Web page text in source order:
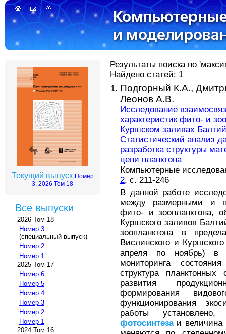
Текущий выпуск Номер
3, 2026 Том 18
Все выпуски
2026 Том 18
Номер 3
(специальный выпуск)
Номер 2
Номер 1
2025 Том 17
Номер 6
Номер 5
Номер 4
Номер 3
Номер 2
Номер 1
2024 Том 16
Результаты поиска по
Найдено статей: 1
Подгорный К.А.,
Леонов А.В.
Исследование
характеристик фито- и
Куршском заливах
Статистический анализ
разработка структуры
цепи планктона
Компьютерные
2, с. 211-246
В данной работе
между размерными и
фито- и зоопланктона,
Куршского заливов
зоопланктона в
Вислинского и
апреля по ноябрь) в
мониторинга
структура
развития
формирования
функционирования
работы
фотосинтезаи величина